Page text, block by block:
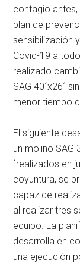
contagio antes,
plan de
sensibilización
Covid-19 a
realizado
SAG 40´x26´
menor tiempo
El siguiente
un molino SAG
´realizados en
coyuntura, se
capaz de
al realizar tres
equipo. La
desarrolla en
una ejecución